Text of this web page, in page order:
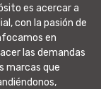
es acercar a
con la pasión de
en
las demandas
marcas que